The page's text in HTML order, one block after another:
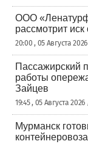
ООО
рассмотрит
20:00 , 05 Августа
Пассажирский
работы
Зайцев
19:45 , 05 Августа
Мурманск